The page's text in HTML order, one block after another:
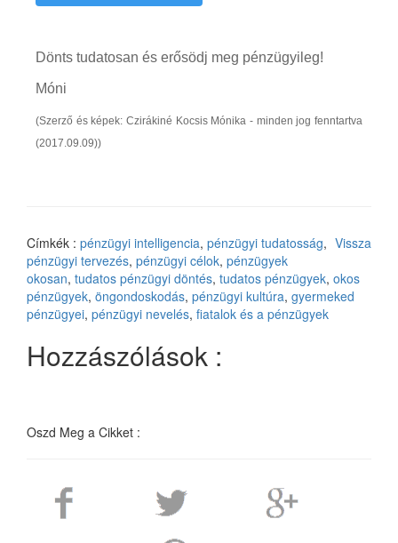
Dönts tudatosan és erősödj meg pénzügyileg!
Móni
(Szerző és képek: Czirákiné Kocsis Mónika - minden jog fenntartva
(2017.09.09))
Vissza
Címkék : pénzügyi intelligencia, pénzügyi tudatosság,
pénzügyi tervezés, pénzügyi célok, pénzügyek
okosan, tudatos pénzügyi döntés, tudatos pénzügyek, okos
pénzügyek, öngondoskodás, pénzügyi kultúra, gyermeked
pénzügyei, pénzügyi nevelés, fiatalok és a pénzügyek
Hozzászólások :
Oszd Meg a Cikket :